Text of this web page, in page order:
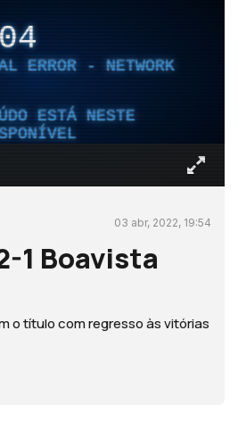
ERROR - NETWORK
ESTÁ NESTE
03 abr, 2022, 19:54
1 Boavista
o título com regresso às vitórias